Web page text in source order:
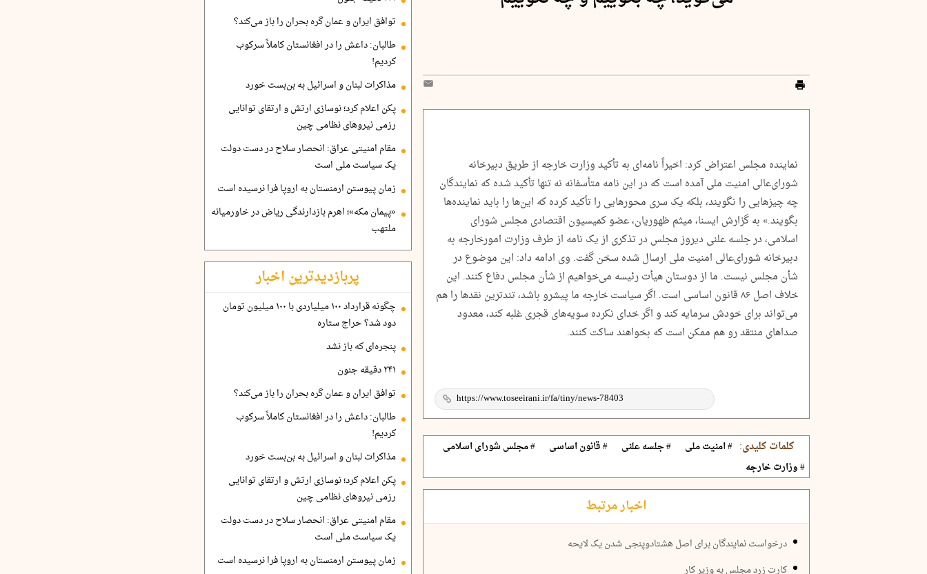
نماینده مجلس اعتراض کرد: اخیراً نامه‌ای به تأکید وزارت خارجه از طریق دبیرخانه
شورا‌ی‌عالی امنیت ملی آمده است که در این نامه متأسفانه نه تنها تأکید شده که نمایندگان
چه چیزهایی را نگویند، بلکه یک سری محورهایی را تأکید کرده که این‌ها را باید نماینده‌ها
بگویند.» به گزارش ایسنا، میثم ظهوریان، عضو کمیسیون اقتصادی مجلس شورای
اسلامی، در جلسه علنی دیروز مجلس در تذکری از یک نامه از طرف وزارت امورخارجه به
دبیرخانه شورای‌عالی امنیت ملی ارسال شده سخن گفت. وی ادامه داد: این موضوع در
شأن مجلس نیست. ما از دوستان هیأت رئیسه می‌خواهیم از شأن مجلس دفاع کنند. این
خلاف اصل ۸۶ قانون اساسی است. اگر سیاست خارجه ما پیشرو باشد، تندترین نقدها را هم
می‌تواند برای خودش سرمایه کند و اگر خدای نکرده سویه‌های قجری غلبه کند، معدود
صداهای منتقد رو هم ممکن است که بخواهند ساکت کنند.
کلمات کلیدی: # امنیت ملی # جلسه علنی # قانون اساسی
# مجلس شورای اسلامی
# وزارت خارجه
اخبار مرتبط
درخواست نمایندگان برای اصل هشتادوپنجی شدن یک لایحه
کارت زرد مجلس به وزیر کار
توافق ایران و عمان گره بحران را باز می‌کند؟
طالبان: داعش را در افغانستان کاملاً سرکوب
کردیم!
مذاکرات لبنان و اسرائیل به بن‌بست خورد
پکن اعلام کرد؛ نوسازی ارتش و ارتقای توانایی
رزمی نیروهای نظامی چین
مقام امنیتی عراق: انحصار سلاح در دست دولت
یک سیاست ملی است
زمان پیوستن ارمنستان به اروپا فرا نرسیده است
«پیمان مکه»؛ اهرم بازدارندگی ریاض در خاورمیانه
ملتهب
پربازدیدترین اخبار
چگونه قرارداد ۱۰۰ میلیاردی با ۱۰۰ میلیون تومان
دود شد؟ حراج ستاره
پنجره‌ای که باز نشد
۲۴۱ دقیقه جنون
توافق ایران و عمان گره بحران را باز می‌کند؟
طالبان: داعش را در افغانستان کاملاً سرکوب
کردیم!
مذاکرات لبنان و اسرائیل به بن‌بست خورد
پکن اعلام کرد؛ نوسازی ارتش و ارتقای توانایی
رزمی نیروهای نظامی چین
مقام امنیتی عراق: انحصار سلاح در دست دولت
یک سیاست ملی است
زمان پیوستن ارمنستان به اروپا فرا نرسیده است